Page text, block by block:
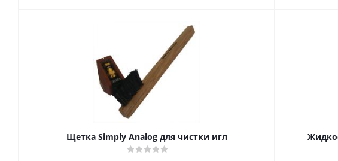
Щетка Simply Analog для чистки игл